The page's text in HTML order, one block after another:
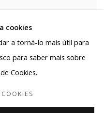
cookies
a torná-lo mais útil para
para saber mais sobre
Cookies.